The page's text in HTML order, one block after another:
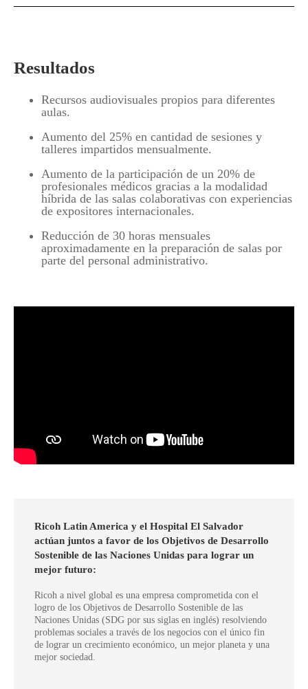
Resultados
Recursos audiovisuales propios para diferentes
aulas.
Aumento del 25% en cantidad de sesiones y
talleres impartidos mensualmente.
Aumento de la participación de un 20% de
profesionales médicos gracias a la modalidad
híbrida de las salas colaborativas con experiencias
de expositores internacionales.
Reducción de 30 horas mensuales
aproximadamente en la preparación de salas por
parte del personal administrativo.
Ricoh Latin America y el Hospital El Salvador
actúan juntos a favor de los Objetivos de Desarrollo
Sostenible de las Naciones Unidas para lograr un
mejor futuro:
Ricoh a nivel global es una empresa comprometida con el
logro de los Objetivos de Desarrollo Sostenible de las
Naciones Unidas (SDG por sus siglas en inglés) resolviendo
problemas sociales a través de los negocios con el único fin
de lograr un crecimiento económico, un mejor planeta y una
mejor sociedad.